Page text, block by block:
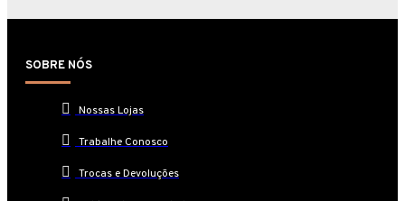
SOBRE NÓS
Nossas Lojas
Trabalhe Conosco
Trocas e Devoluções